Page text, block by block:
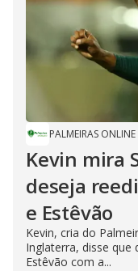
PALMEIRAS ONLINE
Kevin mira
deseja
e Estêvão
Kevin, cria do
Inglaterra, disse que
Estêvão com a...